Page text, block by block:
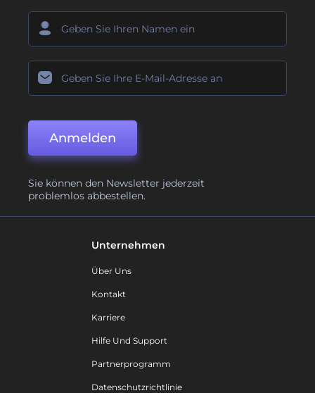
Anmelden
Sie können den Newsletter jederzeit
problemlos abbestellen.
Unternehmen
Über Uns
Kontakt
Karriere
Hilfe Und Support
Partnerprogramm
Datenschutzrichtlinie